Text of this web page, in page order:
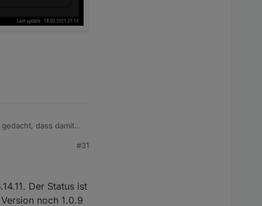
dass damit
gerade richtig
#31
Der Status ist
noch 1.0.9